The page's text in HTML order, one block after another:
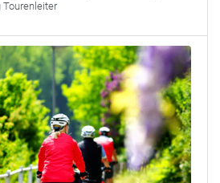
Tourenleiter